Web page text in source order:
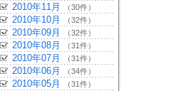
2010年11月 （30件）
2010年10月 （32件）
2010年09月 （32件）
2010年08月 （31件）
2010年07月 （31件）
2010年06月 （34件）
2010年05月 （31件）